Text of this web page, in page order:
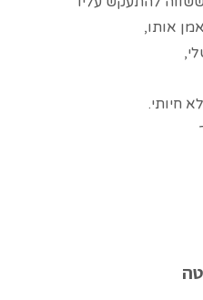
אותו,
חיותי.